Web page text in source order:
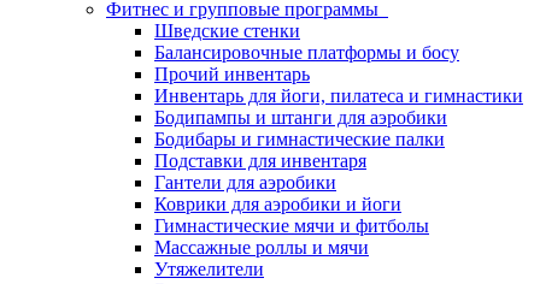
Фитнес и групповые программы
Шведские стенки
Балансировочные платформы и босу
Прочий инвентарь
Инвентарь для йоги, пилатеса и гимнастики
Бодипампы и штанги для аэробики
Бодибары и гимнастические палки
Подставки для инвентаря
Гантели для аэробики
Коврики для аэробики и йоги
Гимнастические мячи и фитболы
Массажные роллы и мячи
Утяжелители